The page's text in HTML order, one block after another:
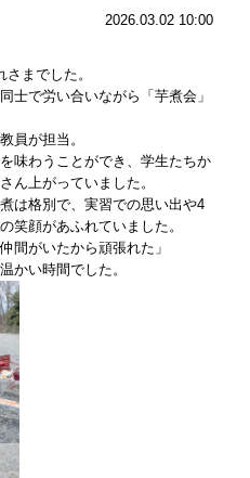
2026.03.02 10:00
までした。
士で労い合いながら「芋煮会」
員が担当。
味わうことができ、学生たちか
ん上がっていました。
は格別で、実習での思い出や4
笑顔があふれていました。
間がいたから頑張れた」
かい時間でした。